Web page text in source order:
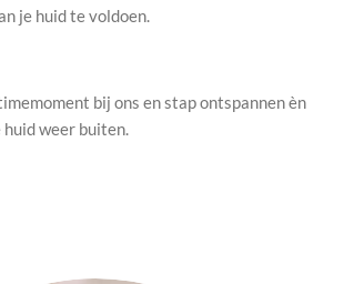
je huid te voldoen.
bij ons en stap ontspannen èn
weer buiten.